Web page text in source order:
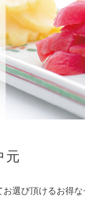
元
選び頂けるお得